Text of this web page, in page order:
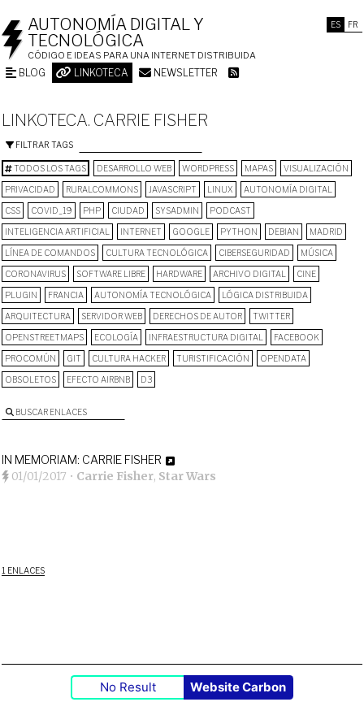
ES FR
AUTONOMÍA DIGITAL Y
TECNOLÓGICA
CÓDIGO E IDEAS PARA UNA INTERNET DISTRIBUIDA
BLOG LINKOTECA NEWSLETTER
LINKOTECA. CARRIE FISHER
FILTRAR TAGS
TODOS LOS TAGS DESARROLLO WEB WORDPRESS MAPAS VISUALIZACIÓN
PRIVACIDAD RURALCOMMONS JAVASCRIPT LINUX AUTONOMÍA DIGITAL
CSS COVID_19 PHP CIUDAD SYSADMIN PODCAST
INTELIGENCIA ARTIFICIAL INTERNET GOOGLE PYTHON DEBIAN MADRID
LÍNEA DE COMANDOS CULTURA TECNOLÓGICA CIBERSEGURIDAD MÚSICA
CORONAVIRUS SOFTWARE LIBRE HARDWARE ARCHIVO DIGITAL CINE
PLUGIN FRANCIA AUTONOMÍA TECNOLÓGICA LÓGICA DISTRIBUIDA
ARQUITECTURA SERVIDOR WEB DERECHOS DE AUTOR TWITTER
OPENSTREETMAPS ECOLOGÍA INFRAESTRUCTURA DIGITAL FACEBOOK
PROCOMÚN GIT CULTURA HACKER TURISTIFICACIÓN OPENDATA
OBSOLETOS EFECTO AIRBNB D3
BUSCAR ENLACES
IN MEMORIAM: CARRIE FISHER
01/01/2017 • Carrie Fisher, Star Wars
1 ENLACES
No Result Website Carbon